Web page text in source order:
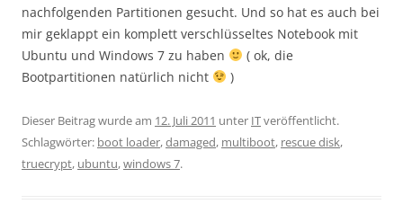
nachfolgenden Partitionen gesucht. Und so hat es auch bei
mir geklappt ein komplett verschlüsseltes Notebook mit
Ubuntu und Windows 7 zu haben
( ok, die
Bootpartitionen natürlich nicht
)
Dieser Beitrag wurde am 12. Juli 2011 unter ITveröffentlicht.
Schlagwörter: boot loader,damaged, multiboot, rescue disk,
truecrypt, ubuntu,windows 7.